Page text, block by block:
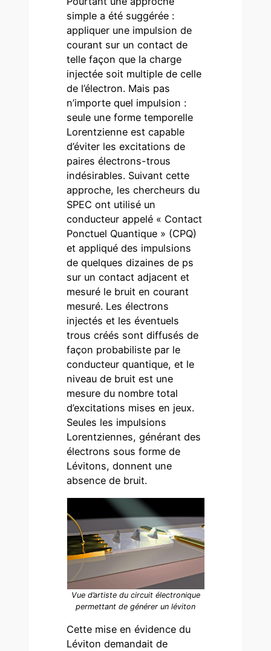
simple a été suggérée :
appliquer une impulsion de
courant sur un contact de
telle façon que la charge
injectée soit multiple de celle
de l’électron. Mais pas
n’importe quel impulsion :
seule une forme temporelle
Lorentzienne est capable
d’éviter les excitations de
paires électrons-trous
indésirables. Suivant cette
approche, les chercheurs du
SPEC ont utilisé un
conducteur appelé « Contact
Ponctuel Quantique » (CPQ)
et appliqué des impulsions
de quelques dizaines de ps
sur un contact adjacent et
mesuré le bruit en courant
mesuré. Les électrons
injectés et les éventuels
trous créés sont diffusés de
façon probabiliste par le
conducteur quantique, et le
niveau de bruit est une
mesure du nombre total
d’excitations mises en jeux.
Seules les impulsions
Lorentziennes, générant des
électrons sous forme de
Lévitons, donnent une
absence de bruit.
Vue d’artiste du circuit électronique
permettant de générer un léviton
Cette mise en évidence du
Léviton demandait de